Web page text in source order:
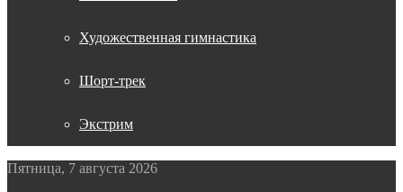
Художественная гимнастика
Шорт-трек
Экстрим
Пятница, 7 августа 2026